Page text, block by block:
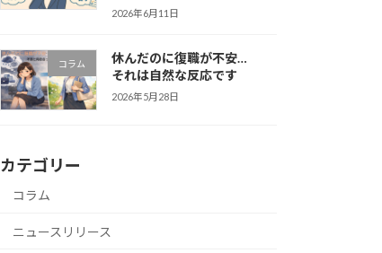
2026年6月11日
コラム
休んだのに復職が不安…
それは自然な反応です
2026年5月28日
カテゴリー
コラム
ニュースリリース